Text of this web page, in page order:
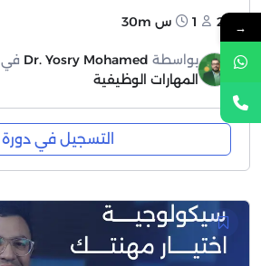
27 1س 30m
بواسطة Dr. Yosry Mohamed في
المهارات الوظيفية
التسجيل في دورة
→